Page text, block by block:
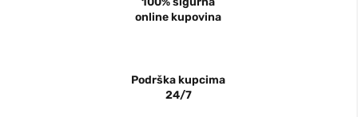
online kupovina
Podrška kupcima
24/7